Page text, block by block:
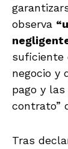
observa
suficiente
negocio y
pago y
contrato”
Tras